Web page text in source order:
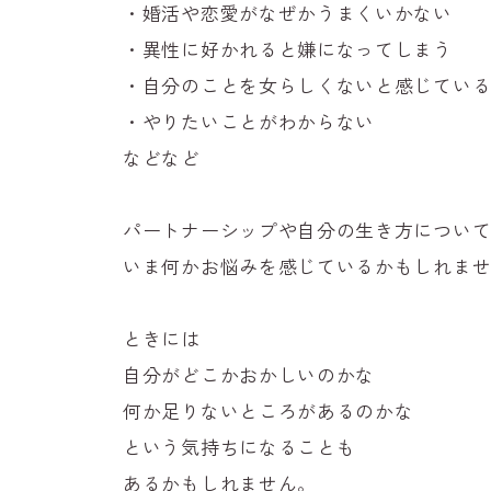
・婚活や恋愛がなぜかうまくいかない
・異性に好かれると嫌になってしまう
・自分のことを女らしくないと感じている
・やりたいことがわからない
などなど
パートナーシップや自分の生き方について
いま何かお悩みを感じているかもしれませ
ときには
自分がどこかおかしいのかな
何か足りないところがあるのかな
という気持ちになることも
あるかもしれません。